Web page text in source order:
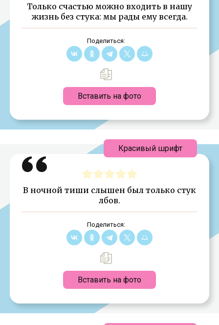
Только счастью можно входить в нашу
жизнь без стука: мы рады ему всегда.
Поделиться:
Вставить на фото
В ночной тиши слышен был только стук
лбов.
Поделиться:
Вставить на фото
Красивый шрифт